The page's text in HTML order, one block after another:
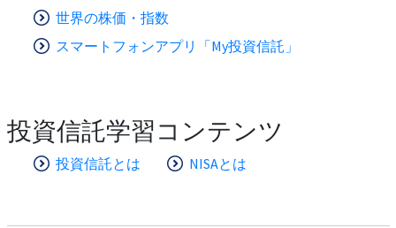
世界の株価・指数
スマートフォンアプリ「My投資信託」
投資信託学習コンテンツ
投資信託とは NISAとは